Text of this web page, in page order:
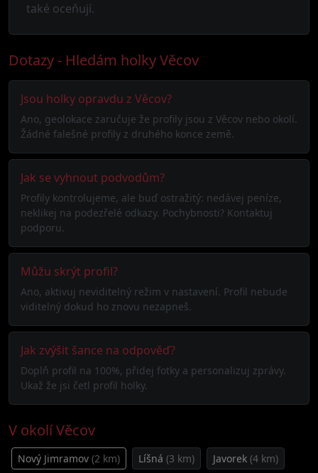
také oceňují.
Dotazy - Hledám holky Věcov
Jsou holky opravdu z Věcov?
Ano, geolokace zaručuje že profily jsou z Věcov nebo okolí.
Žádné falešné profily z druhého konce země.
Jak se vyhnout podvodům?
Profily kontrolujeme, ale buď ostražitý: nedávej peníze,
neklikej na podezřelé odkazy. Pochybnosti? Kontaktuj
podporu.
Můžu skrýt profil?
Ano, aktivuj neviditelný režim v nastavení. Profil nebude
viditelný dokud ho znovu nezapneš.
Jak zvýšit šance na odpověď?
Doplň profil na 100%, přidej fotky a personalizuj zprávy.
Ukaž že jsi četl profil holky.
V okolí Věcov
Nový Jimramov (2 km) Líšná (3 km) Javorek (4 km)